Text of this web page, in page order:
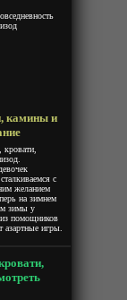
камины и
с
желанием
на зимнем
зимы у
из помощников
азартные игры.